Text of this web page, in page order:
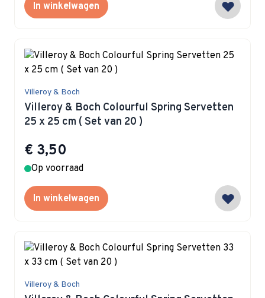
In winkelwagen
Villeroy & Boch
Villeroy & Boch Colourful Spring Servetten
25 x 25 cm ( Set van 20 )
€ 3,50
Op voorraad
In winkelwagen
Villeroy & Boch